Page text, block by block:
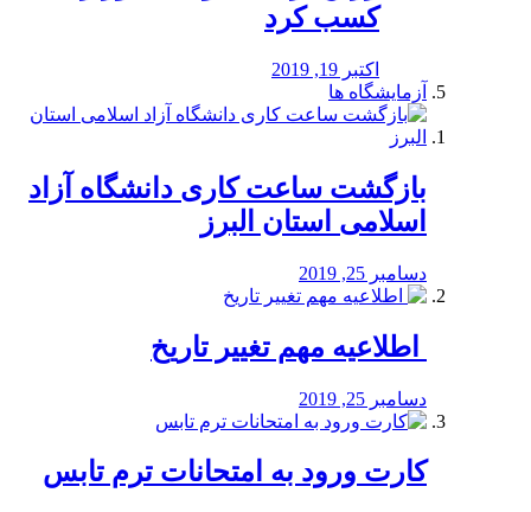
کسب کرد
اکتبر 19, 2019
آزمایشگاه ها
بازگشت ساعت کاری دانشگاه آزاد
اسلامی استان البرز
دسامبر 25, 2019
️ اطلاعیه مهم تغییر تاریخ
دسامبر 25, 2019
کارت ورود به امتحانات ترم تابس